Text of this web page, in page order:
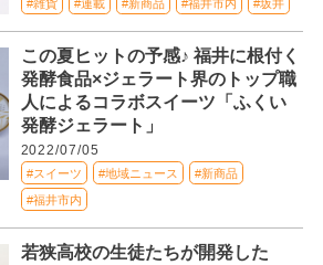
#雑貨 #連載 #新商品 #福井市内 #坂井
この夏ヒットの予感♪ 福井に根付く
発酵食品×ジェラート界のトップ職
人によるコラボスイーツ「ふくい
発酵ジェラート」
2022/07/05
#スイーツ #地域ニュース #新商品
#福井市内
若狭高校の生徒たちが開発した